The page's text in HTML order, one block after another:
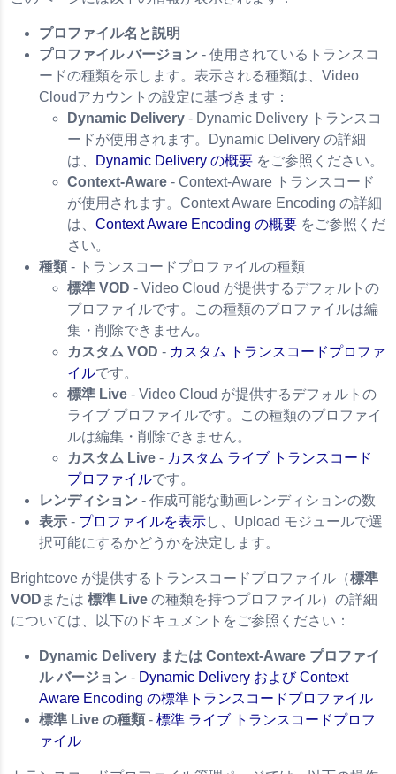
ストプラクティス
DD & CAE）
ァイル
プロファイル名と説明
プロファイル バージョン - 使用されているトランスコ
ードの種類を示します。表示される種類は、Video
Cloudアカウントの設定に基づきます：
Dynamic Delivery - Dynamic Delivery トランスコ
ードが使用されます。Dynamic Delivery の詳細
は、
Dynamic Delivery の概要 をご参照ください。
Context-Aware - Context-Aware トランスコード
が使用されます。Context Aware Encoding の詳細
は、 Context Aware Encoding の概要 をご参照くだ
さい。
種類 - トランスコードプロファイルの種類
標準 VOD - Video Cloud が提供するデフォルトの
プロファイルです。この種類のプロファイルは編
集・削除できません。
カスタム VOD - カスタム トランスコードプロファ
イルです。
標準 Live - Video Cloud が提供するデフォルトの
ライブ プロファイルです。この種類のプロファイ
ルは編集・削除できません。
カスタム Live - カスタム ライブ トランスコード
プロファイルです。
レンディション - 作成可能な動画レンディションの数
表示 - プロファイルを表示し、Upload モジュールで選
択可能にするかどうかを決定します。
Brightcove が提供するトランスコードプロファイル（標準
VOD または 標準 Live の種類を持つプロファイル）の詳細
については、以下のドキュメントをご参照ください：
Dynamic Delivery または Context-Aware プロファイ
ル バージョン - Dynamic Delivery および Context
Aware Encoding の標準トランスコードプロファイル
標準 Live の種類 - 標準 ライブ トランスコードプロフ
ァイル